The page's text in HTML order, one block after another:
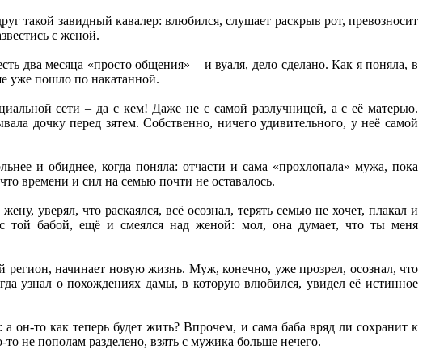
такой завидный кавалер: влюбился, слушает раскрыв рот, превозносит
с женой.
два месяца «просто общения» – и вуаля, дело сделано. Как я поняла, в
уже пошло по накатанной.
сети – да с кем! Даже не с самой разлучницей, а с её матерью.
дочку перед зятем. Собственно, ничего удивительного, у неё самой
и обиднее, когда поняла: отчасти и сама «прохлопала» мужа, пока
времени и сил на семью почти не оставалось.
уверял, что раскаялся, всё осознал, терять семью не хочет, плакал и
той бабой, ещё и смеялся над женой: мол, она думает, что ты меня
регион, начинает новую жизнь. Муж, конечно, уже прозрел, осознал, что
узнал о похождениях дамы, в которую влюбился, увидел её истинное
он-то как теперь будет жить? Впрочем, и сама баба вряд ли сохранит к
не пополам разделено, взять с мужика больше нечего.